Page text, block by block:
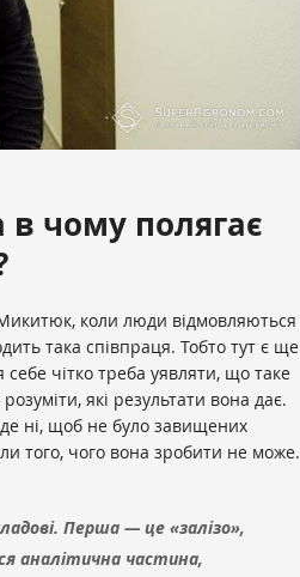
в чому полягає
коли люди відмовляються
така співпраця. Тобто тут є ще
чітко треба уявляти, що таке
які результати вона дає.
ні, щоб не було завищених
того, чого вона зробити не може.
Перша — це «залізо»,
аналітична частина,